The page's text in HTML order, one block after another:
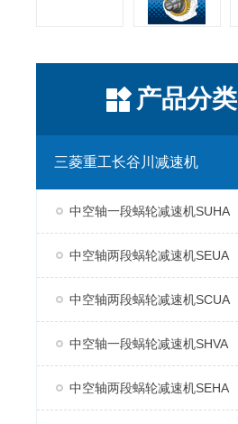
产品分类
三菱重工长谷川减速机
中空轴一段蜗轮减速机SUHA
中空轴两段蜗轮减速机SEUA
中空轴两段蜗轮减速机SCUA
中空轴一段蜗轮减速机SHVA
中空轴两段蜗轮减速机SEHA